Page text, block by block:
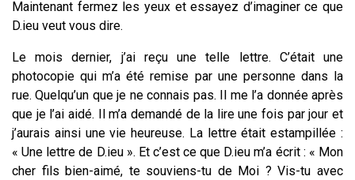
Maintenant fermez les yeux et essayez d’imaginer ce que
D.ieu veut vous dire.
Le mois dernier, j’ai reçu une telle lettre. C’était une
photocopie qui m’a été remise par une personne dans la
rue. Quelqu’un que je ne connais pas. Il me l’a donnée après
que je l’ai aidé. Il m’a demandé de la lire une fois par jour et
j’aurais ainsi une vie heureuse. La lettre était estampillée :
« Une lettre de D.ieu ». Et c’est ce que D.ieu m’a écrit : « Mon
cher fils bien-aimé, te souviens-tu de Moi ? Vis-tu avec